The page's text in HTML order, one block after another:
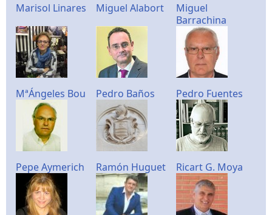
Marisol Linares Miguel Alabort
Miguel
Barrachina
MªÁngeles Bou Pedro Baños Pedro Fuentes
Pepe Aymerich Ramón Huguet Ricart G. Moya